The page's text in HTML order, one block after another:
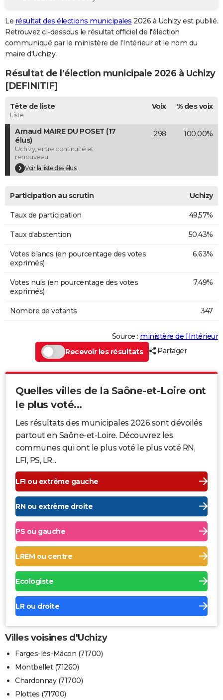
GUIDES D'ACHAT
BONS PLANS
CARTE DE VOEUX
Carte de Noël
Carte Bonne année
Carte Saint-Valentin
Carte Pâques
Carte d'anniversaire
DICTIONNAIRE
Dictionnaire
Biographies
Citations
Expressions
Proverbes
PROGRAMME TV
COPAINS D'AVANT
S'inscrire
Se connecter
Lycées
Collèges
Primaires
Universités
Entreprises
Service militaire
Avis de recherche
AVIS DE DÉCÈS
FORUM
Bricolage
Lifestyle
Culture
Sport
Auto
Television
Voyage
Cinema
Le résultat des élections municipales 2026 à Uchizy est publié.
Retrouvez ci-dessous le résultat officiel de l'élection
communiqué par le ministère de l'Intérieur et le nom du
maire d'Uchizy.
Résultat de l'élection municipale 2026 à Uchizy
[DEFINITIF]
Tête de liste
Liste
Voix % des voix
Arnaud MAIRE DU POSET (17
élus)
Uchizy, entre continuité et
renouveau
Voir la liste des élus
298 100,00%
Participation au scrutin Uchizy
Taux de participation 49,57%
Taux d'abstention 50,43%
Votes blancs (en pourcentage des votes
exprimés)
6,63%
Votes nuls (en pourcentage des votes
exprimés)
7,49%
Nombre de votants 347
Source : ministère de l’Intérieur
Recevoir les résultats
Partager
Quelles villes de la Saône-et-Loire ont
le plus voté...
Les résultats des municipales 2026 sont dévoilés
partout en Saône-et-Loire. Découvrez les
communes qui ont le plus voté le plus voté RN,
LFI, PS, LR...
LFI ou extrême gauche
RN ou extrême droite
PS ou gauche
LREM ou centre
Ecologiste
LR ou droite
Villes voisines d'Uchizy
Farges-lès-Mâcon (71700)
Montbellet (71260)
Chardonnay (71700)
Plottes (71700)